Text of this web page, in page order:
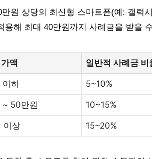
만원 상당의 최신형 스마트폰(예: 갤럭
용해 최대 40만원까지 사례금을 받을
액 일반적 사례금 비
이하 5~10%
~ 50만원 10~15%
이상 15~20%